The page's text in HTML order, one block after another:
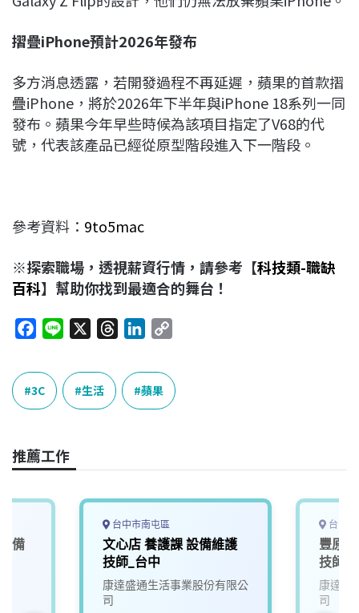
摺疊iPhone預計2026年發布
多方消息透露，若開發過程不再延遲，蘋果的首款摺
疊iPhone，將於2026年下半年與iPhone 18系列一同
發布。蘋果今年早些時候為該項目指定了V68的代
號，代表該產品已經從原型階段進入下一階段。
參考資料： 9to5mac
※探索職場，透視薪資行情，請參考【科技類-職缺
百科】幫助你找到最適合的舞台！
c
e
b
o
k
n
e
e
n
k
e
n
y
k
3C 生活 蘋果
推薦工作
備
台中市南屯區
文心店 養護課 設備維護
技師_台中
康達盛通生活事業股份有限公
司
台中
豐原
技師&
康達盛
司